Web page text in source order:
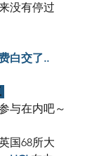
没有停过
白交了..
与在内吧～
国68所大